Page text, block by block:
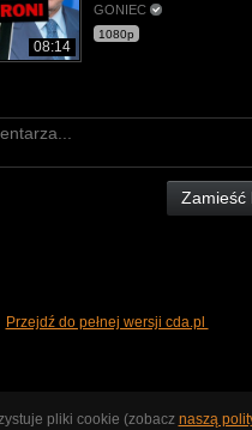
08:14
GONIEC
1080p
Zamieść
Przejdź do pełnej wersji cda.pl
pliki cookie (zobacz naszą